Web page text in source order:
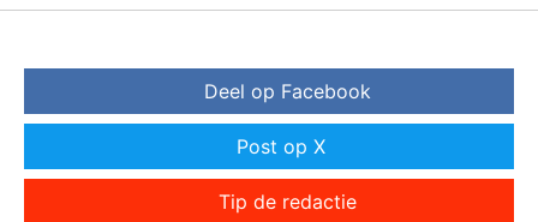
Deel op Facebook
Post op X
Tip de redactie